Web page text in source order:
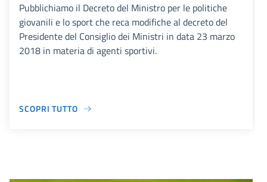
Pubblichiamo il Decreto del Ministro per le politiche
giovanili e lo sport che reca modifiche al decreto del
Presidente del Consiglio dei Ministri in data 23 marzo
2018 in materia di agenti sportivi.
SCOPRI TUTTO